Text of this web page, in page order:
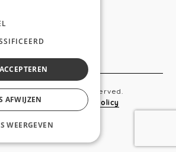
2019 Anso. All rights reserved.
-Privacy Policy Cookie Policy
by
AFWIJZEN
WEERGEVEN